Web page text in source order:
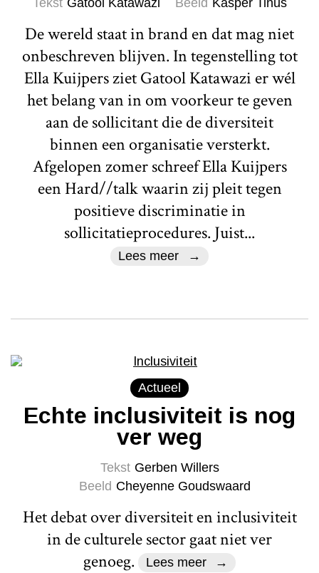
De wereld staat in brand en dat mag niet
onbeschreven blijven. In tegenstelling tot
Ella Kuijpers ziet Gatool Katawazi er wél
het belang van in om voorkeur te geven
aan de sollicitant die de diversiteit
binnen een organisatie versterkt.
Afgelopen zomer schreef Ella Kuijpers
een Hard//talk waarin zij pleit tegen
positieve discriminatie in
sollicitatieprocedures. Juist...
Lees meer
Actueel
Echte inclusiviteit is nog
ver weg
Tekst Gerben Willers
Beeld Cheyenne Goudswaard
Het debat over diversiteit en inclusiviteit
in de culturele sector gaat niet ver
genoeg.
Lees meer